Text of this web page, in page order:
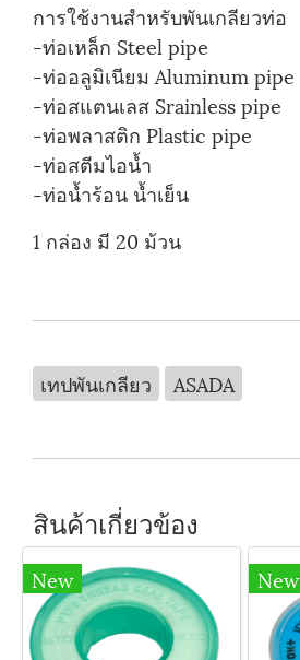
การใช้งานสำหรับพันเกลียวท่อ
-ท่อเหล็ก Steel pipe
-ท่ออลูมิเนียม Aluminum pipe
-ท่อสแตนเลส Srainless pipe
-ท่อพลาสติก Plastic pipe
-ท่อสตีมไอน้ำ
-ท่อน้ำร้อน น้ำเย็น
1 กล่อง มี 20 ม้วน
เทปพันเกลียว ASADA
สินค้าเกี่ยวข้อง
New New